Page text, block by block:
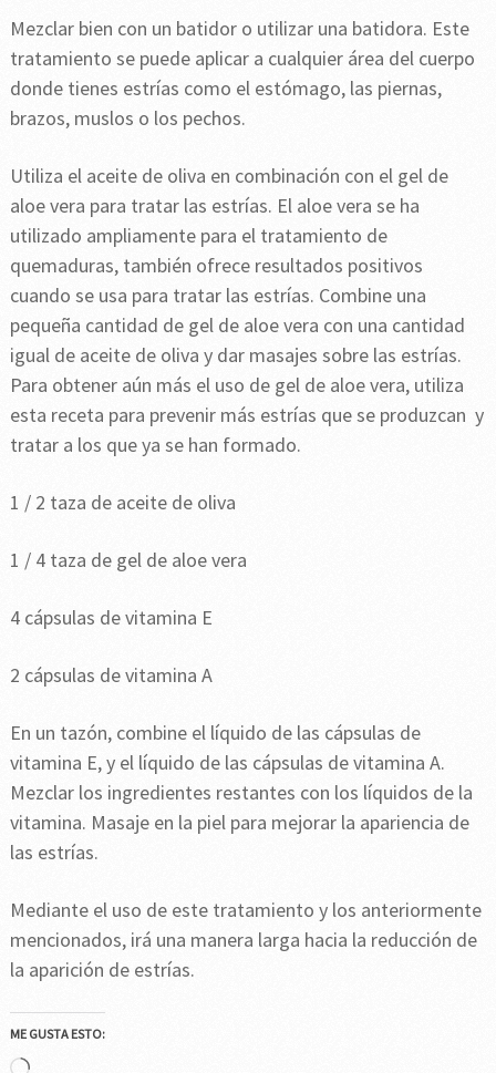
Mezclar bien con un batidor o utilizar una batidora. Este
tratamiento se puede aplicar a cualquier área del cuerpo
donde tienes estrías como el estómago, las piernas,
brazos, muslos o los pechos.
Utiliza el aceite de oliva en combinación con el gel de
aloe vera para tratar las estrías. El aloe vera se ha
utilizado ampliamente para el tratamiento de
quemaduras, también ofrece resultados positivos
cuando se usa para tratar las estrías. Combine una
pequeña cantidad de gel de aloe vera con una cantidad
igual de aceite de oliva y dar masajes sobre las estrías.
Para obtener aún más el uso de gel de aloe vera, utiliza
esta receta para prevenir más estrías que se produzcan y
tratar a los que ya se han formado.
1 / 2 taza de aceite de oliva
1 / 4 taza de gel de aloe vera
4 cápsulas de vitamina E
2 cápsulas de vitamina A
En un tazón, combine el líquido de las cápsulas de
vitamina E, y el líquido de las cápsulas de vitamina A.
Mezclar los ingredientes restantes con los líquidos de la
vitamina. Masaje en la piel para mejorar la apariencia de
las estrías.
Mediante el uso de este tratamiento y los anteriormente
mencionados, irá una manera larga hacia la reducción de
la aparición de estrías.
ME GUSTA ESTO: